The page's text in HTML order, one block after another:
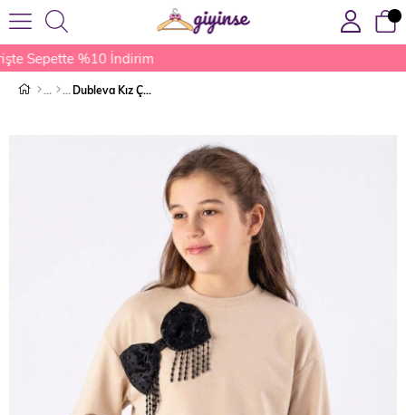
Sepette %10 İndirim
Dubleva Kız Çocuk Bluz Bej